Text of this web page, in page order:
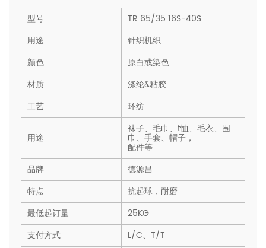
型号
TR 65/35 16S-40S
用途
针织机织
颜色
原白或染色
材质
涤纶&粘胶
工艺
环纺
用途
袜子、毛巾、t恤、毛衣、围
巾、手套、帽子，
配件等
品牌
德源昌
特点
抗起球，耐磨
最低起订量
25KG
支付方式
L/C、T/T